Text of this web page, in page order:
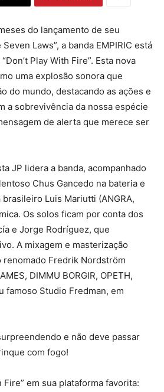
do lançamento de seu
Laws”, a banda EMPIRIC está
Play With Fire”. Esta nova
uma explosão sonora que
do mundo, destacando as ações e
a sobrevivência da nossa espécie
de alerta que merece ser
JP lidera a banda, acompanhado
Chus Gancedo na bateria e
Luis Mariutti (ANGRA,
Os solos ficam por conta dos
e Jorge Rodríguez, que
A mixagem e masterização
renomado Fredrik Nordström
DIMMU BORGIR, OPETH,
famoso Studio Fredman, em
e não deve passar
com fogo!
Fire” em sua plataforma favorita: